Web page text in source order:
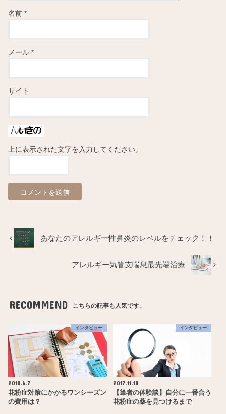
名前*
メール*
サイト
上に表示された文字を入力してください。
あなたのアレルギー性鼻炎のレベルをチェック！！
アレルギー気管支喘息最先端治療
RECOMMEND こちらの記事も人気です。
インタビュー
2018.6.7
花粉症対策にかかるワンシーズン
の費用は？
インタビュー
2017.11.18
【筆者の体験談】自分に一番合う
花粉症の薬を見つけるまで